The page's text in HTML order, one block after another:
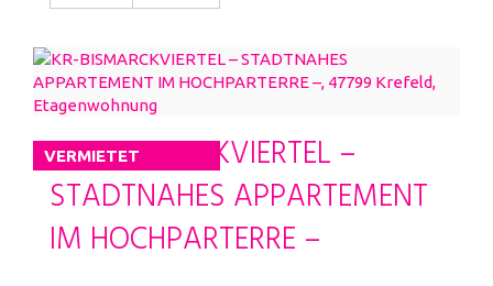
VERMIETET
KR-BISMARCKVIERTEL –
STADTNAHES APPARTEMENT
IM HOCHPARTERRE –